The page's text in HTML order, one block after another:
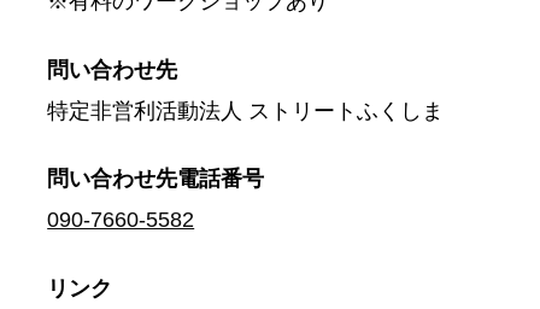
問い合わせ先
特定非営利活動法人 ストリートふくしま
問い合わせ先電話番号
090-7660-5582
リンク